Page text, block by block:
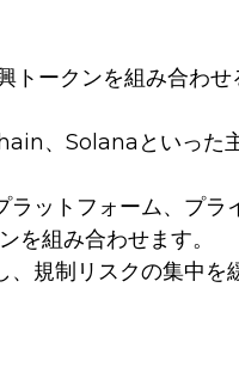
ークンを組み合わ
、Solanaといった
ットフォーム、プ
を組み合わせます。
規制リスクの集中